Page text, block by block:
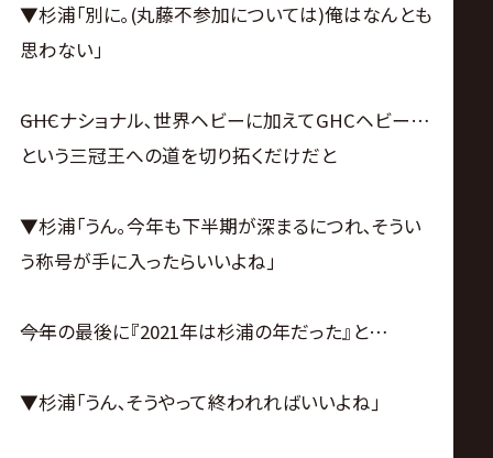
▼杉浦｢別に｡(丸藤不参加については)俺はなんとも
思わない｣
――GHCナショナル､世界ヘビーに加えてGHCヘビー…
という三冠王への道を切り拓くだけだと
▼杉浦｢うん｡今年も下半期が深まるにつれ､そうい
う称号が手に入ったらいいよね｣
――今年の最後に『2021年は杉浦の年だった』と…
▼杉浦｢うん､そうやって終われればいいよね｣